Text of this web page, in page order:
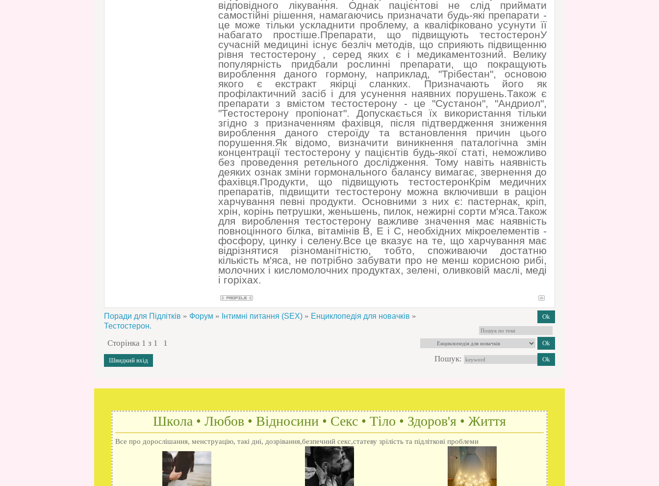
відповідного лікування. Однак пацієнтові не слід приймати
самостійні рішення, намагаючись призначати будь-які препарати -
це може тільки ускладнити проблему, а кваліфіковано усунути її
набагато простіше.Препарати, що підвищують тестостеронУ
сучасній медицині існує безліч методів, що сприяють підвищенню
рівня тестостерону , серед яких є і медикаментозний. Велику
популярність придбали рослинні препарати, що покращують
вироблення даного гормону, наприклад, "Трібестан", основою
якого є екстракт якірці сланких. Призначають його як
профілактичний засіб і для усунення наявних порушень.Також є
препарати з вмістом тестостерону - це "Сустанон", "Андриол",
"Тестостерону пропіонат". Допускається їх використання тільки
згідно з призначенням фахівця, після підтвердження зниження
вироблення даного стероїду та встановлення причин цього
порушення.Як відомо, визначити виникнення паталогічна змін
концентрації тестостерону у пацієнтів будь-якої статі, неможливо
без проведення ретельного дослідження. Тому навіть наявність
деяких ознак зміни гормонального балансу вимагає, звернення до
фахівця.Продукти, що підвищують тестостеронКрім медичних
препаратів, підвищити тестостерону можна включивши в раціон
харчування певні продукти. Основними з них є: пастернак, кріп,
хрін, корінь петрушки, женьшень, пилок, нежирні сорти м'яса.Також
для вироблення тестостерону важливе значення має наявність
повноцінного білка, вітамінів В, Е і С, необхідних мікроелементів -
фосфору, цинку і селену.Все це вказує на те, що харчування має
відрізнятися різноманітністю, тобто, споживаючи достатню
кількість м'яса, не потрібно забувати про не менш корисною рибі,
молочних і кисломолочних продуктах, зелені, оливковій маслі, меді
і горіхах.
Поради для Підлітків » Форум » Інтимні питання (SEX) » Енциклопедія для новачків »
Тестостерон.
Сторінка 1 з 1
1
Пошук:
Школа • Любов • Відносини • Секс • Тіло • Здоров'я • Життя
Все про дорослішання, менструацію, такі дні, дозрівання,безпечний секс,статеву зрілість та підліткові проблеми